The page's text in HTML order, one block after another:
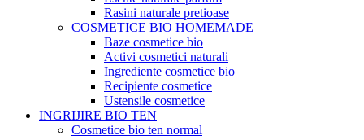
Rasini naturale pretioase
COSMETICE BIO HOMEMADE
Baze cosmetice bio
Activi cosmetici naturali
Ingrediente cosmetice bio
Recipiente cosmetice
Ustensile cosmetice
INGRIJIRE BIO TEN
Cosmetice bio ten normal